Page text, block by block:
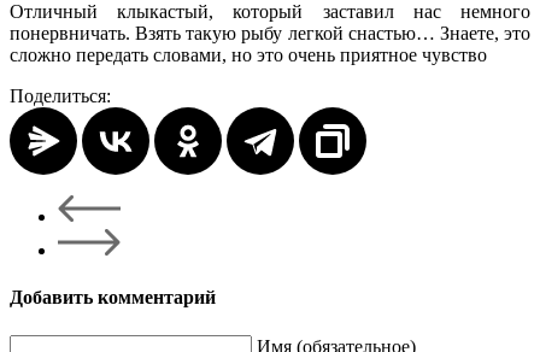
Отличный клыкастый, который заставил нас немного
понервничать. Взять такую рыбу легкой снастью… Знаете, это
сложно передать словами, но это очень приятное чувство
Поделиться:
Добавить комментарий
Имя (обязательное)